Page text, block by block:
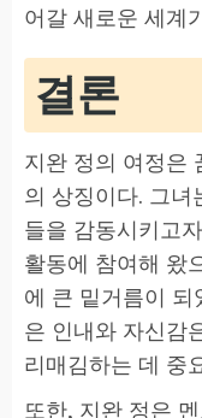
어갈 새로운 세계
결론
지완 정의 여정은
의 상징이다. 그
들을 감동시키고
활동에 참여해 왔
에 큰 밑거름이
은 인내와 자신감
리매김하는 데 중
또한, 지완 정은